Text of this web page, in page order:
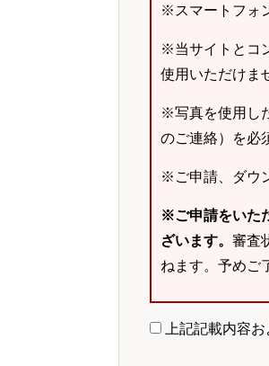
※スマートフォ
※当サイトとコ
使用いただけま
※写真を使用し
のご連絡）を必
※ご申請、ダウ
※ご申請をいた
ざいます。 審査
ねます。予めご
上記記載内容